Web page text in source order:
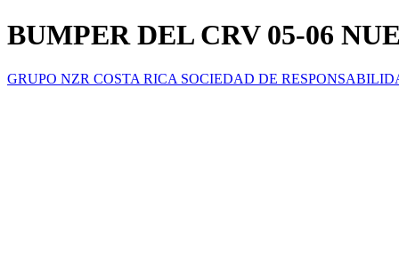
BUMPER DEL CRV 05-06
GRUPO NZR COSTA RICA SOCIEDAD DE